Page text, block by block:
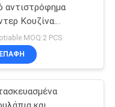
αντιστρόφημα
Κουζίνα
Παντοστάσιο
προσαρμοσμένο
MOQ:2 PCS
ΕΠΑΦΉ